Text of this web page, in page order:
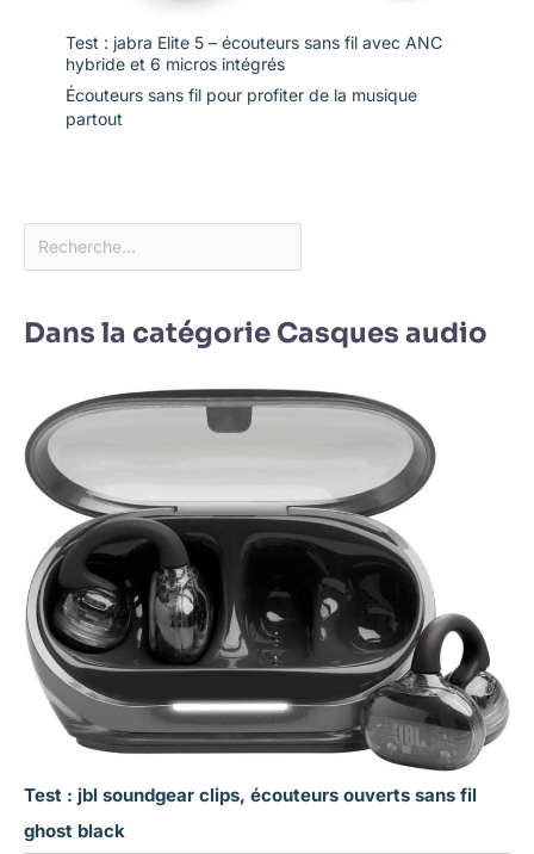
Test : jabra Elite 5 – écouteurs sans fil avec ANC
hybride et 6 micros intégrés
Écouteurs sans fil pour profiter de la musique
partout
Dans la catégorie Casques audio
Test : jbl soundgear clips, écouteurs ouverts sans fil
ghost black